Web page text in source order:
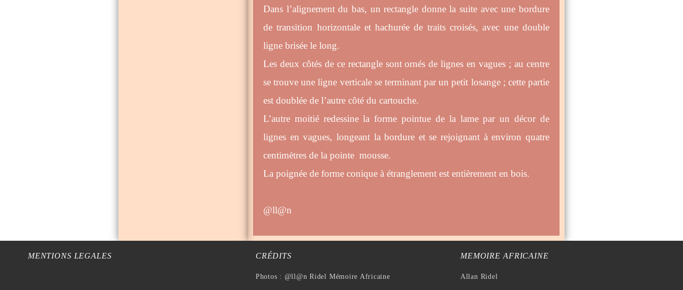
Dans l’alignement du bas, un rectangle donne la suite avec une bordure
de transition horizontale et hachurée de traits croisés, avec une double
ligne brisée le long.
Les deux côtés de ce rectangle sont ornés de lignes en vagues ; au centre
se trouve une ligne verticale se terminant par un petit losange ; cette partie
est doublée de l’autre côté du cartouche.
L’autre moitié redessine la forme pointue de la lame par un décor de
lignes en vagues, longeant la bordure et se rejoignant à environ quatre
centimètres de la pointe mousse.
La poignée de forme conique à étranglement est entièrement en bois.
@ll@n
MENTIONS LEGALES CRÉDITS
Photos : @ll@n Ridel Mémoire Africaine
MEMOIRE AFRICAINE
Allan Ridel